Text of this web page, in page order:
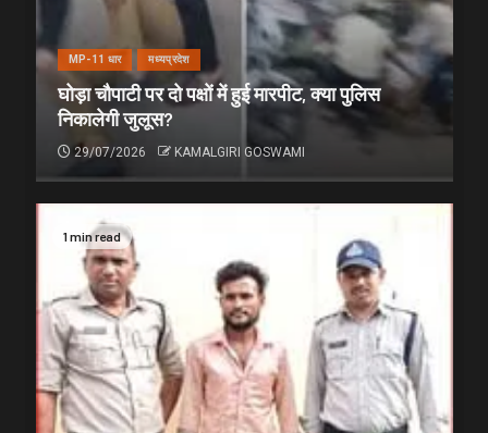
MP-11 धार मध्यप्रदेश
घोड़ा चौपाटी पर दो पक्षों में हुई मारपीट, क्या पुलिस
निकालेगी जुलूस?
29/07/2026 KAMALGIRI GOSWAMI
1 min read